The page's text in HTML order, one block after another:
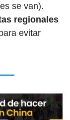
se van).
regionales
evitar